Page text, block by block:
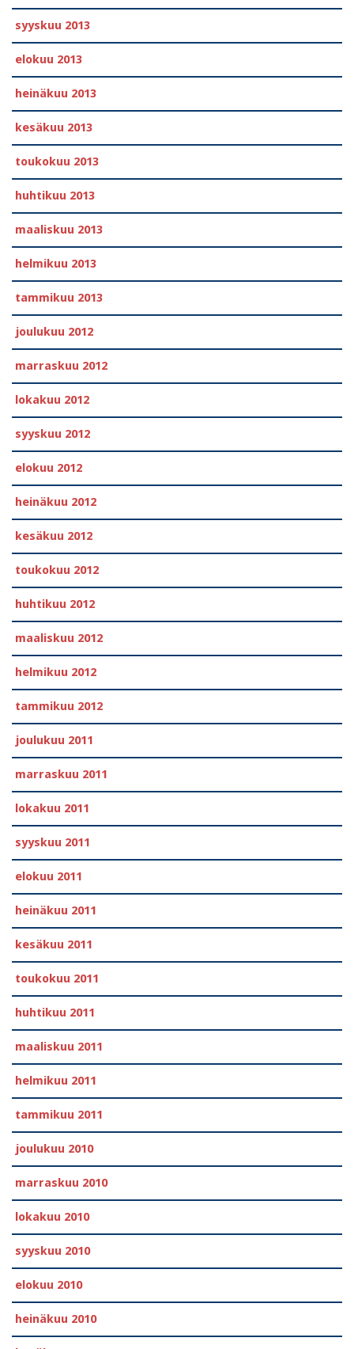
syyskuu 2013
elokuu 2013
heinäkuu 2013
kesäkuu 2013
toukokuu 2013
huhtikuu 2013
maaliskuu 2013
helmikuu 2013
tammikuu 2013
joulukuu 2012
marraskuu 2012
lokakuu 2012
syyskuu 2012
elokuu 2012
heinäkuu 2012
kesäkuu 2012
toukokuu 2012
huhtikuu 2012
maaliskuu 2012
helmikuu 2012
tammikuu 2012
joulukuu 2011
marraskuu 2011
lokakuu 2011
syyskuu 2011
elokuu 2011
heinäkuu 2011
kesäkuu 2011
toukokuu 2011
huhtikuu 2011
maaliskuu 2011
helmikuu 2011
tammikuu 2011
joulukuu 2010
marraskuu 2010
lokakuu 2010
syyskuu 2010
elokuu 2010
heinäkuu 2010